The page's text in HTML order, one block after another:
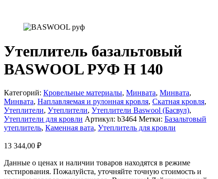
Утеплитель базальтовый
BASWOOL РУФ Н 140
Категорий: Кровельные материалы, Минвата, Минвата,
Минвата, Наплавляемая и рулонная кровля, Скатная кровля,
Утеплители, Утеплители, Утеплители Baswool (Басвул),
Утеплители для кровли Артикул: b3464 Метки: Базальтовый
утеплитель, Каменная вата, Утеплитель для кровли
13 344,00 ₽
Данные о ценах и наличии товаров находятся в режиме
тестирования. Пожалуйста, уточняйте точную стоимость и